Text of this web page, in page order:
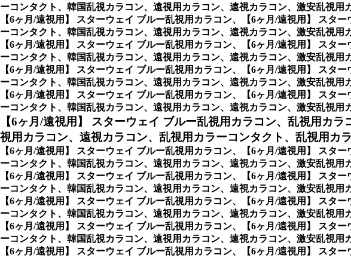
ーコンタクト、韓国乱視カラコン、遠視用カラコン、遠視カラコン、激安乱視用
【6ヶ月/遠視用】 スターウェイ ブルー乱視用カラコン、
【6ヶ月/遠視用】 スタ
ーコンタクト、韓国乱視カラコン、遠視用カラコン、遠視カラコン、激安乱視用
【6ヶ月/遠視用】 スターウェイ ブルー乱視用カラコン、
【6ヶ月/遠視用】 スタ
ーコンタクト、韓国乱視カラコン、遠視用カラコン、遠視カラコン、激安乱視用
【6ヶ月/遠視用】 スターウェイ ブルー乱視用カラコン、
【6ヶ月/遠視用】 スタ
ーコンタクト、韓国乱視カラコン、遠視用カラコン、遠視カラコン、激安乱視用
【6ヶ月/遠視用】 スターウェイ ブルー乱視用カラコン、
【6ヶ月/遠視用】 スタ
ーコンタクト、韓国乱視カラコン、遠視用カラコン、遠視カラコン、激安乱視用
【6ヶ月/遠視用】 スターウェイ ブルー乱視用カラコン、 乱視用カラ
視用カラコン、遠視カラコン、乱視用カラーコンタクト、乱視用カ
【6ヶ月/遠視用】 スターウェイ ブルー乱視用カラコン、
【6ヶ月/遠視用】 スタ
ーコンタクト、韓国乱視カラコン、遠視用カラコン、遠視カラコン、激安乱視用
【6ヶ月/遠視用】 スターウェイ ブルー乱視用カラコン、
【6ヶ月/遠視用】 スタ
ーコンタクト、韓国乱視カラコン、遠視用カラコン、遠視カラコン、激安乱視
【6ヶ月/遠視用】 スターウェイ ブルー乱視用カラコン、
【6ヶ月/遠視用】 スタ
ーコンタクト、韓国乱視カラコン、遠視用カラコン、遠視カラコン、激安乱視
【6ヶ月/遠視用】 スターウェイ ブルー乱視用カラコン、
【6ヶ月/遠視用】 スタ
ーコンタクト、韓国乱視カラコン、遠視用カラコン、遠視カラコン、激安乱視
【6ヶ月/遠視用】 スターウェイ ブルー乱視用カラコン、
【6ヶ月/遠視用】 スタ